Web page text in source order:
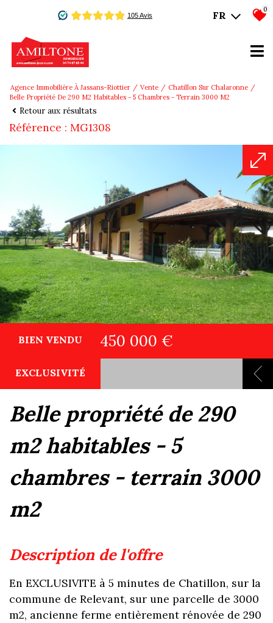
FR
0
Agence Immobilière À Jassans-Riottier Vente
Chatillon Sur Chalaronne
Belle Propriété De 290 M2 Habitables - 5 Chambres - Terrain 3000 M2
Retour aux résultats
Référence : MG1308
BIEN VENDU
EXCLUSIVITÉ
450 000 €
belle propriété de 290
m2 habitables - 5
chambres - terrain 3000
m2
description de l'offre
En EXCLUSIVITE à 5 minutes de Chatillon, sur la
commune de Relevant, sur une parcelle de 3000
m2, ancienne ferme entièrement rénovée de 290